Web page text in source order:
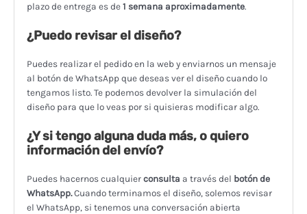
plazo de entrega es de1 semana aproximadamente.
¿Puedo revisar el diseño?
Puedes realizar el pedido en la web y enviarnos un mensaje
al botón de WhatsApp que deseas ver el diseño cuando lo
tengamos listo. Te podemos devolver la simulación del
diseño para que lo veas por si quisieras modificar algo.
¿Y si tengo alguna duda más, o quiero
información del envío?
Puedes hacernos cualquierconsulta a través del botón de
WhatsApp.Cuando terminamos el diseño, solemos revisar
el WhatsApp, si tenemos una conversación abierta